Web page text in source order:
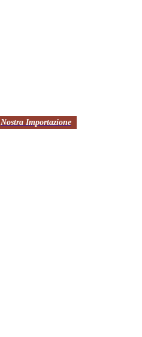
Nostra Importazione